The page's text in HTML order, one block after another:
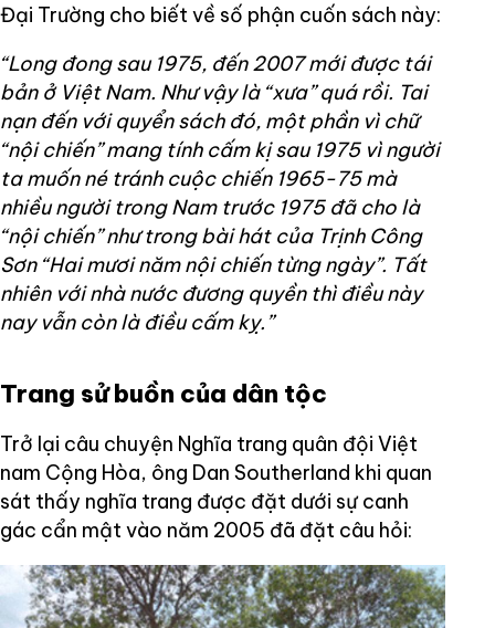
Đại Trường cho biết về số phận cuốn sách này:
“Long đong sau 1975, đến 2007 mới được tái
bản ở Việt Nam. Như vậy là “xưa” quá rồi. Tai
nạn đến với quyển sách đó, một phần vì chữ
“nội chiến” mang tính cấm kị sau 1975 vì người
ta muốn né tránh cuộc chiến 1965-75 mà
nhiều người trong Nam trước 1975 đã cho là
“nội chiến” như trong bài hát của Trịnh Công
Sơn “Hai mươi năm nội chiến từng ngày”. Tất
nhiên với nhà nước đương quyền thì điều này
nay vẫn còn là điều cấm kỵ.”
Trang sử buồn của dân tộc
Trở lại câu chuyện Nghĩa trang quân đội Việt
nam Cộng Hòa, ông Dan Southerland khi quan
sát thấy nghĩa trang được đặt dưới sự canh
gác cẩn mật vào năm 2005 đã đặt câu hỏi: